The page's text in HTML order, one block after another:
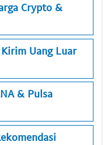
Crypto &
Uang Luar
& Pulsa